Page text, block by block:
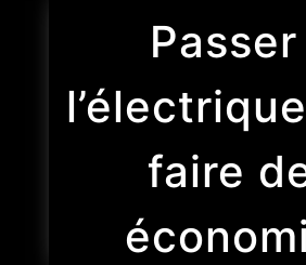
Passer
faire